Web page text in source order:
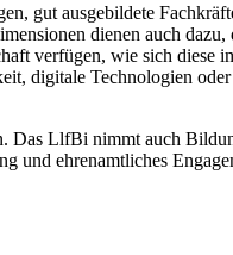
gut ausgebildete
dienen auch
verfügen, wie sich diese
digitale Technologien
Das LlfBi nimmt auch
ehrenamtliches